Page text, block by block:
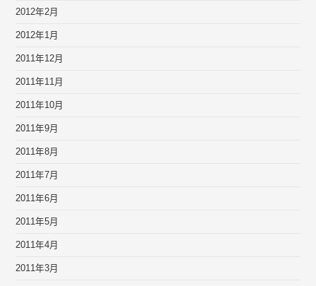
2012年2月
2012年1月
2011年12月
2011年11月
2011年10月
2011年9月
2011年8月
2011年7月
2011年6月
2011年5月
2011年4月
2011年3月